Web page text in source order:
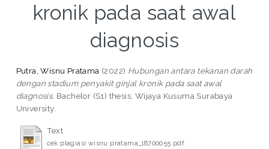
kronik pada saat awal
diagnosis
Putra, Wisnu Pratama (2022) Hubungan antara tekanan darah
dengan stadium penyakit ginjal kronik pada saat awal
diagnosis. Bachelor (S1) thesis, Wijaya Kusuma Surabaya
University.
Text
cek plagiasi wisnu pratama_18700055.pdf